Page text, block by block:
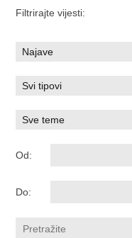
Filtrirajte vijesti:
Od:
Do: